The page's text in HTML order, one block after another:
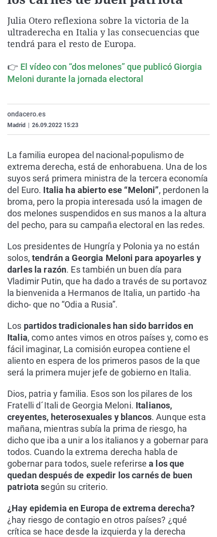
Gente viajera
Retornados
Galicia
País Vasco
Televisión
Julia Otero reflexiona sobre la victoria de la
ultraderecha en Italia y las consecuencias que
tendrá para el resto de Europa.
👉 El vídeo con “dos melones” que publicó Giorgia
Meloni durante la jornada electoral
ondacero.es
Madrid 26.09.2022 15:23
La familia europea del nacional-populismo de
extrema derecha, está de enhorabuena. Una de los
suyos será primera ministra de la tercera economía
del Euro. Italia ha abierto ese “Meloni”, perdonen la
broma, pero la propia interesada usó la imagen de
dos melones suspendidos en sus manos a la altura
del pecho, para su campaña electoral en las redes.
Los presidentes de Hungría y Polonia ya no están
solos, tendrán a Georgia Meloni para apoyarles y
darles la razón. Es también un buen día para
Vladimir Putin, que ha dado a través de su portavoz
la bienvenida a Hermanos de Italia, un partido -ha
dicho- que no “Odia a Rusia”.
Los partidos tradicionales han sido barridos en
Italia, como antes vimos en otros países y, como es
fácil imaginar, La comisión europea contiene el
aliento en espera de los primeros pasos de la que
será la primera mujer jefe de gobierno en Italia.
Dios, patria y familia. Esos son los pilares de los
Fratelli d´Itali de Georgia Meloni. Italianos,
creyentes, heterosexuales y blancos. Aunque esta
mañana, mientras subía la prima de riesgo, ha
dicho que iba a unir a los italianos y a gobernar para
todos. Cuando la extrema derecha habla de
gobernar para todos, suele referirse a los que
quedan después de expedir los carnés de buen
patriota según su criterio.
¿Hay epidemia en Europa de extrema derecha?
¿hay riesgo de contagio en otros países? ¿qué
crítica se hace desde la izquierda y la derecha